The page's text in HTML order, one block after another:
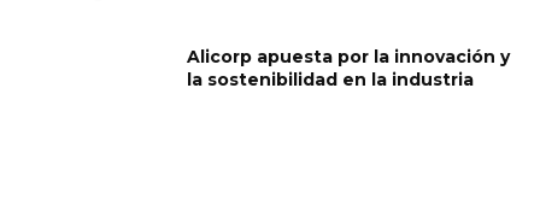
Alicorp apuesta por la innovación y
la sostenibilidad en la industria